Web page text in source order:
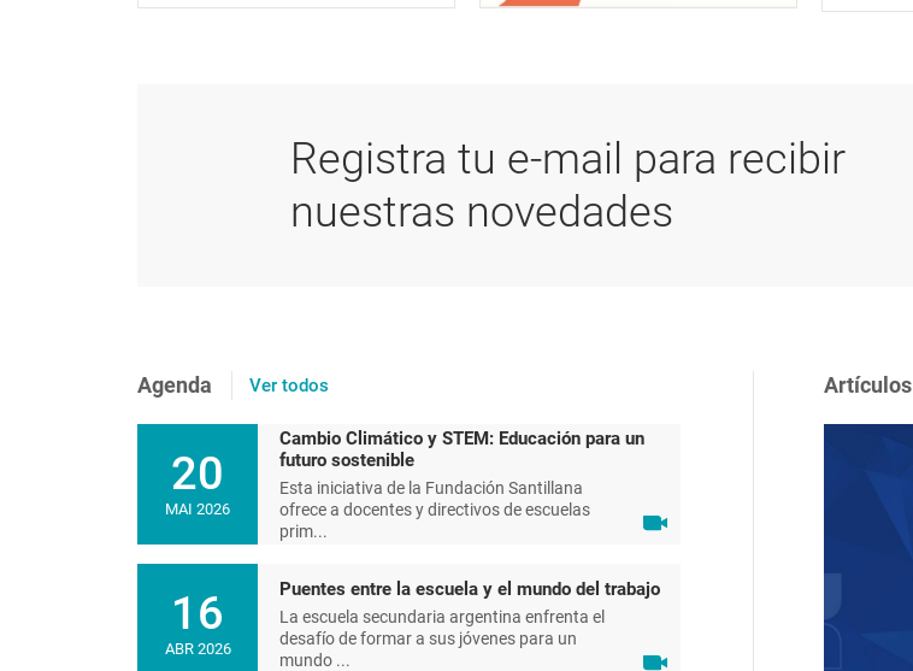
Registra tu e-mail para recibir
nuestras novedades
Agenda Ver todos
20
MAI 2026
Cambio Climático y STEM: Educación para un
futuro sostenible
Esta iniciativa de la Fundación Santillana
ofrece a docentes y directivos de escuelas
prim...
16
ABR 2026
Puentes entre la escuela y el mundo del trabajo
La escuela secundaria argentina enfrenta el
desafío de formar a sus jóvenes para un
mundo ...
Artículos